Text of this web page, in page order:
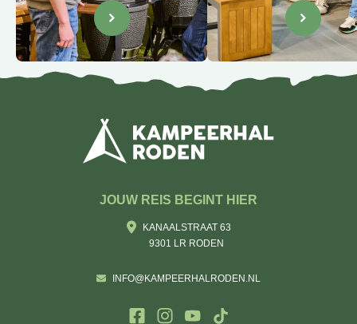
JOUW REIS BEGINT HIER
KANAALSTRAAT 63
9301 LR RODEN
INFO@KAMPEERHALRODEN.NL